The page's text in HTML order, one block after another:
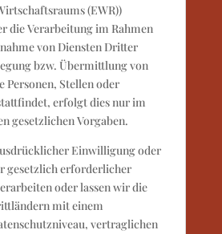
(EWR))
die Verarbeitung im Rahmen
von Diensten Dritter
bzw. Übermittlung von
Personen, Stellen oder
erfolgt dies nur im
gesetzlichen Vorgaben.
Einwilligung oder
gesetzlich erforderlicher
oder lassen wir die
mit einem
vertraglichen